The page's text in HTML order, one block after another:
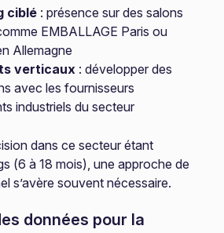
ciblé : présence sur des salons
EMBALLAGE Paris ou
Allemagne
verticaux : développer des
avec les fournisseurs
industriels du secteur
dans ce secteur étant
(6 à 18 mois), une approche de
s’avère souvent nécessaire.
données pour la